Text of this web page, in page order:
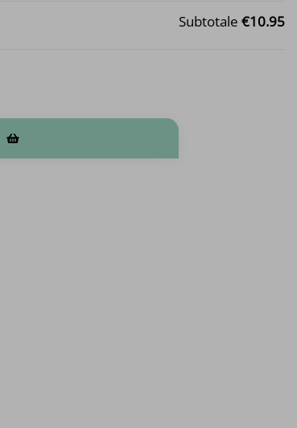
Subtotale €10.95